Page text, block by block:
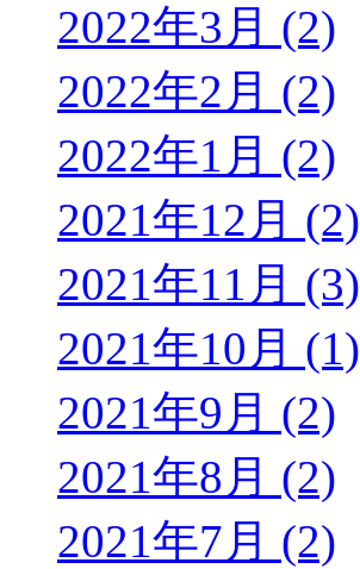
2022年3月 (2)
2022年2月 (2)
2022年1月 (2)
2021年12月 (2)
2021年11月 (3)
2021年10月 (1)
2021年9月 (2)
2021年8月 (2)
2021年7月 (2)